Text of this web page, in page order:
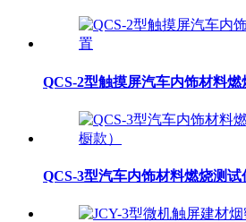
QCS-2型触摸屏汽车内饰材料
QCS-3型汽车内饰材料燃烧测试